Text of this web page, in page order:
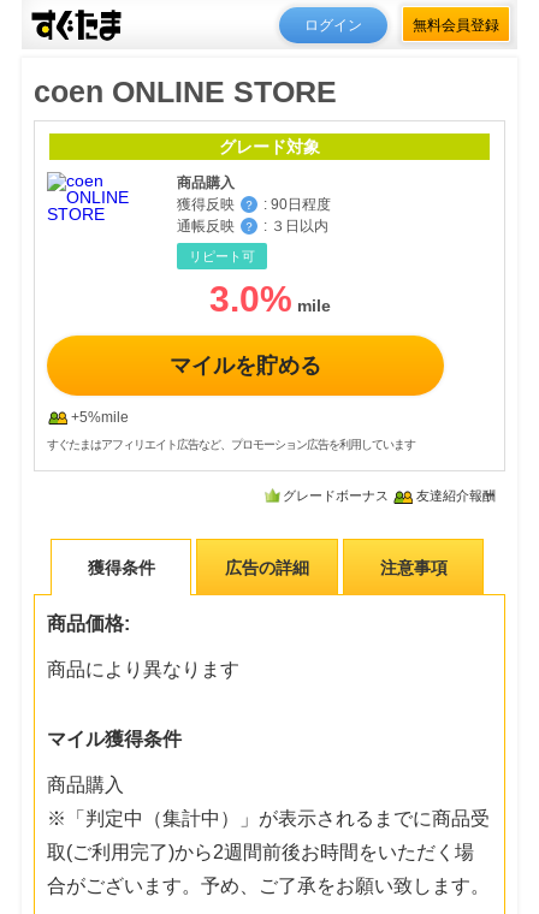
ログイン 無料会員登録
coen ONLINE STORE
グレード対象
商品購入
獲得反映
？ : 90日程度
通帳反映
？ : ３日以内
リピート可
3.0%
マイルを貯める
+5%mile
すぐたまはアフィリエイト広告など、プロモーション広告を利用しています
グレードボーナス 友達紹介報酬
獲得条件 広告の詳細 注意事項
商品価格:
商品により異なります
マイル獲得条件
商品購入
※「判定中（集計中）」が表示されるまでに商品受
取(ご利用完了)から2週間前後お時間をいただく場
合がございます。予め、ご了承をお願い致します。